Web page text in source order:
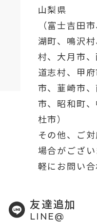
山梨県
（富士吉田市
湖町、鳴沢
村、 大月市
道志村、 甲
市、韮崎市
市、昭和町
杜市）
その他、ご
場合がござ
軽にお問い合
友達追加
LINE@